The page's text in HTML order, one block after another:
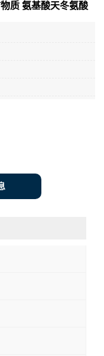
质 氨基酸天冬氨酸